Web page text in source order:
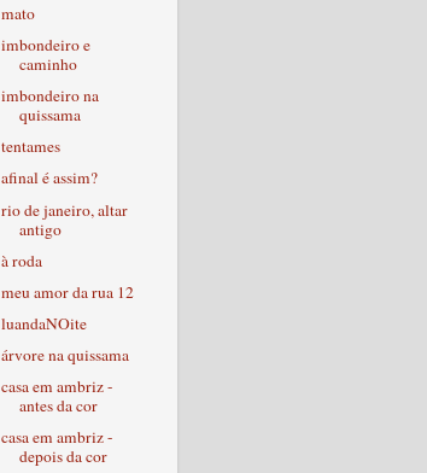
mato
imbondeiro e
caminho
imbondeiro na
quissama
tentames
afinal é assim?
rio de janeiro, altar
antigo
à roda
meu amor da rua 12
luandaNOite
árvore na quissama
casa em ambriz -
antes da cor
casa em ambriz -
depois da cor